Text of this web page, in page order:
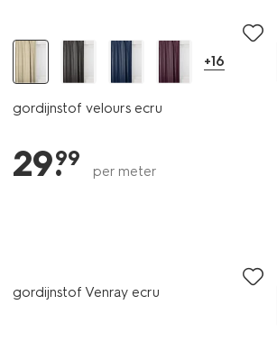
+16
gordijnstof velours ecru
29.
99
per meter
gordijnstof Venray ecru